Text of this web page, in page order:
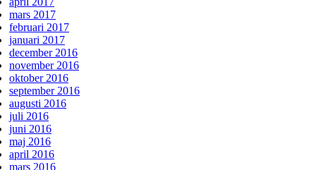
mars 2017
februari 2017
januari 2017
december 2016
november 2016
oktober 2016
september 2016
augusti 2016
juli 2016
juni 2016
maj 2016
april 2016
mars 2016